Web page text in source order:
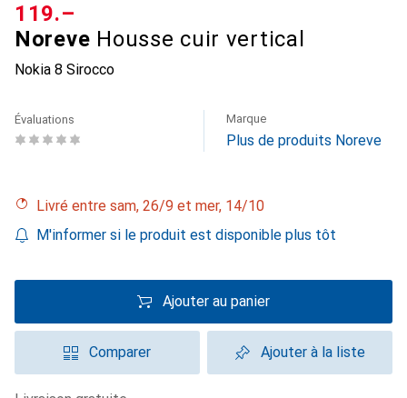
Noreve Housse cuir vertical
Nokia 8 Sirocco
CHF
119.–
Évaluations Marque
Plus de produits Noreve
Livré entre sam, 26/9 et mer, 14/10
M'informer si le produit est disponible plus tôt
Ajouter au panier
Comparer Ajouter à la liste